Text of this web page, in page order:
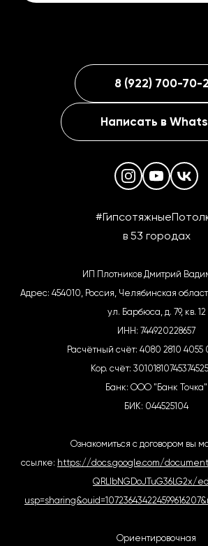
8 (922) 700-70-
Написать в
в 53 городах
ИП Плотников Дмитрий
Адрес: 454010, Россия, Челябинская
ул. Барбюса, д. 79, кв. 12
ИНН: 744920228657
Расчётный счёт: 4080 2810 4055
Кор. счёт:
Банк: ООО "Банк Точка"
БИК: 044525104
Ознакомиться с договором вы
ссылке: https://docs.google.com/
QRLIbNGDoJTuG36LG2x/
Ориентировочная